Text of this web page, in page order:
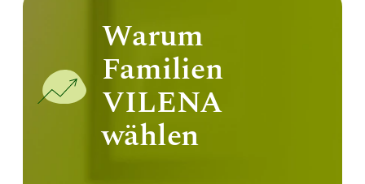
Warum
Familien
VILENA
wählen